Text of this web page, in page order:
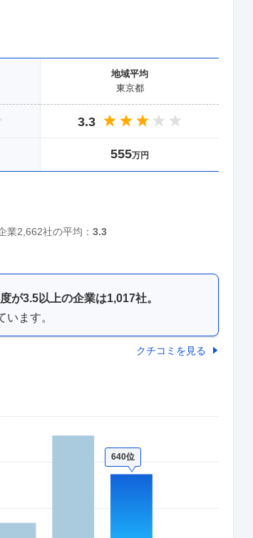
地域平均
東京都
3.3
555万円
業2,662社の平均： 3.3
が3.5以上の企業は1,017社。
います。
クチコミを見る
640位